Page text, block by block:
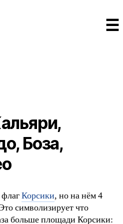
☰
Боза,
Корсики, но на нём 4
символизирует что
больше площади Корсики: